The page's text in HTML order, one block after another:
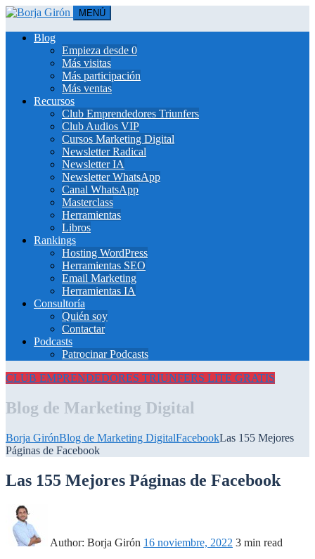
MENÚ
Blog
Empieza desde 0
Más visitas
Más participación
Más ventas
Recursos
Club Emprendedores Triunfers
Club Audios VIP
Cursos Marketing Digital
Newsletter Radical
Newsletter IA
Newsletter WhatsApp
Canal WhatsApp
Masterclass
Herramientas
Libros
Rankings
Hosting WordPress
Herramientas SEO
Email Marketing
Herramientas IA
Consultoría
Quién soy
Contactar
Podcasts
Patrocinar Podcasts
CLUB EMPRENDEDORES TRIUNFERS LITE GRATIS
Blog de Marketing Digital
Borja GirónBlog de Marketing DigitalFacebookLas 155 Mejores
Páginas de Facebook
Las 155 Mejores Páginas de Facebook
Author: Borja Girón 16 noviembre, 2022 3 min read